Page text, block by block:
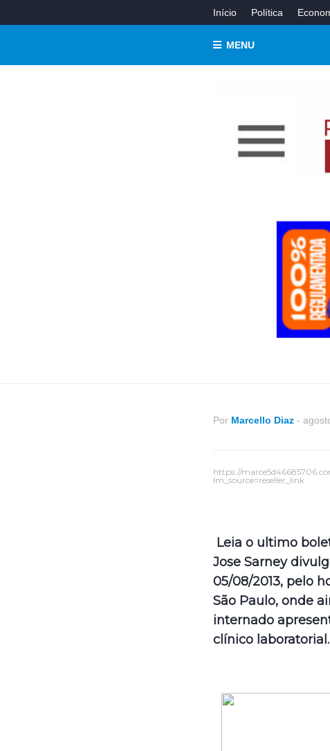
Início Política
MENU
Por Marcello Diaz -
https://
lm_source=reseller_link
Leia o ultimo
Jose Sarney
05/08/2013, pelo
São Paulo, onde
internado
clínico laboratorial.